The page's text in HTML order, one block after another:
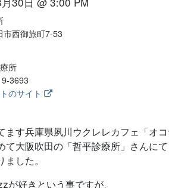
市西御旅町7-53
所
3693
のサイト
ます兵庫県夙川ウクレレカフェ「オ
て大阪吹田の「哲平診療所」さんにて
した。
が好きという事ですが、